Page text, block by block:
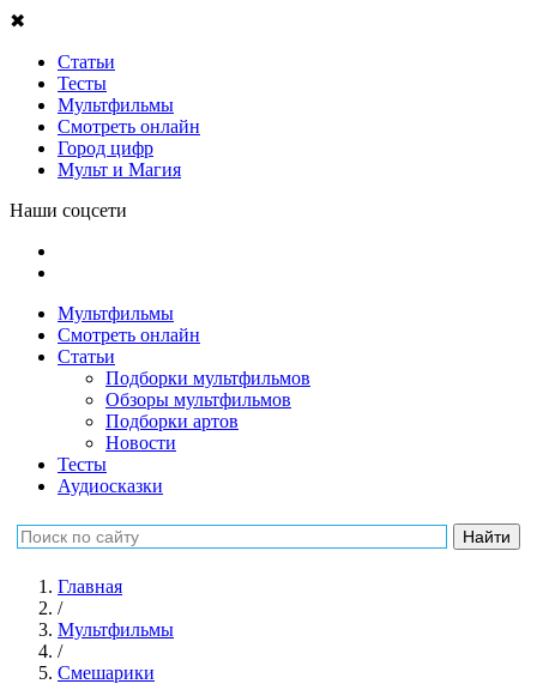
✖
Статьи
Тесты
Мультфильмы
Смотреть онлайн
Город цифр
Мульт и Магия
Наши соцсети
Мультфильмы
Смотреть онлайн
Статьи
Подборки мультфильмов
Обзоры мультфильмов
Подборки артов
Новости
Тесты
Аудиосказки
Главная
/
Мультфильмы
/
Смешарики